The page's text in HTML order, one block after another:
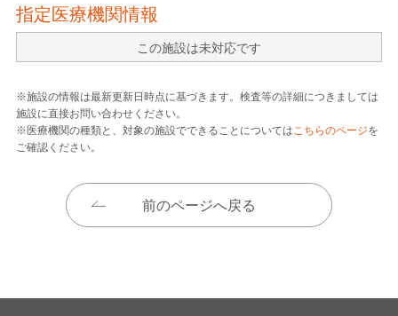
指定医療機関情報
この施設は未対応です
※施設の情報は最新更新日時点に基づきます。検査等の詳細につきましては
施設に直接お問い合わせください。
※医療機関の種類と、対象の施設でできることについてはこちらのページを
ご確認ください。
前のページへ戻る